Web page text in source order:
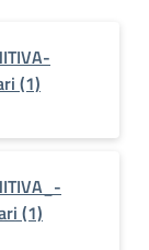
(1)
(1)